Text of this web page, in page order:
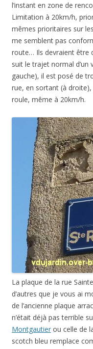
l’instant en zone de
Limitation à 20km/h,
mêmes prioritaires sur
me semblent pas
route… Ils devraient être
suit le trajet normal
gauche), il est posé de
rue, en sortant (à
roule, même à 20km/h.
La plaque de la rue
d’autres que je vous ai
de l’ancienne plaque
n’était déjà pas terrible
Montgautier ou celle de
scotch bleu remplace